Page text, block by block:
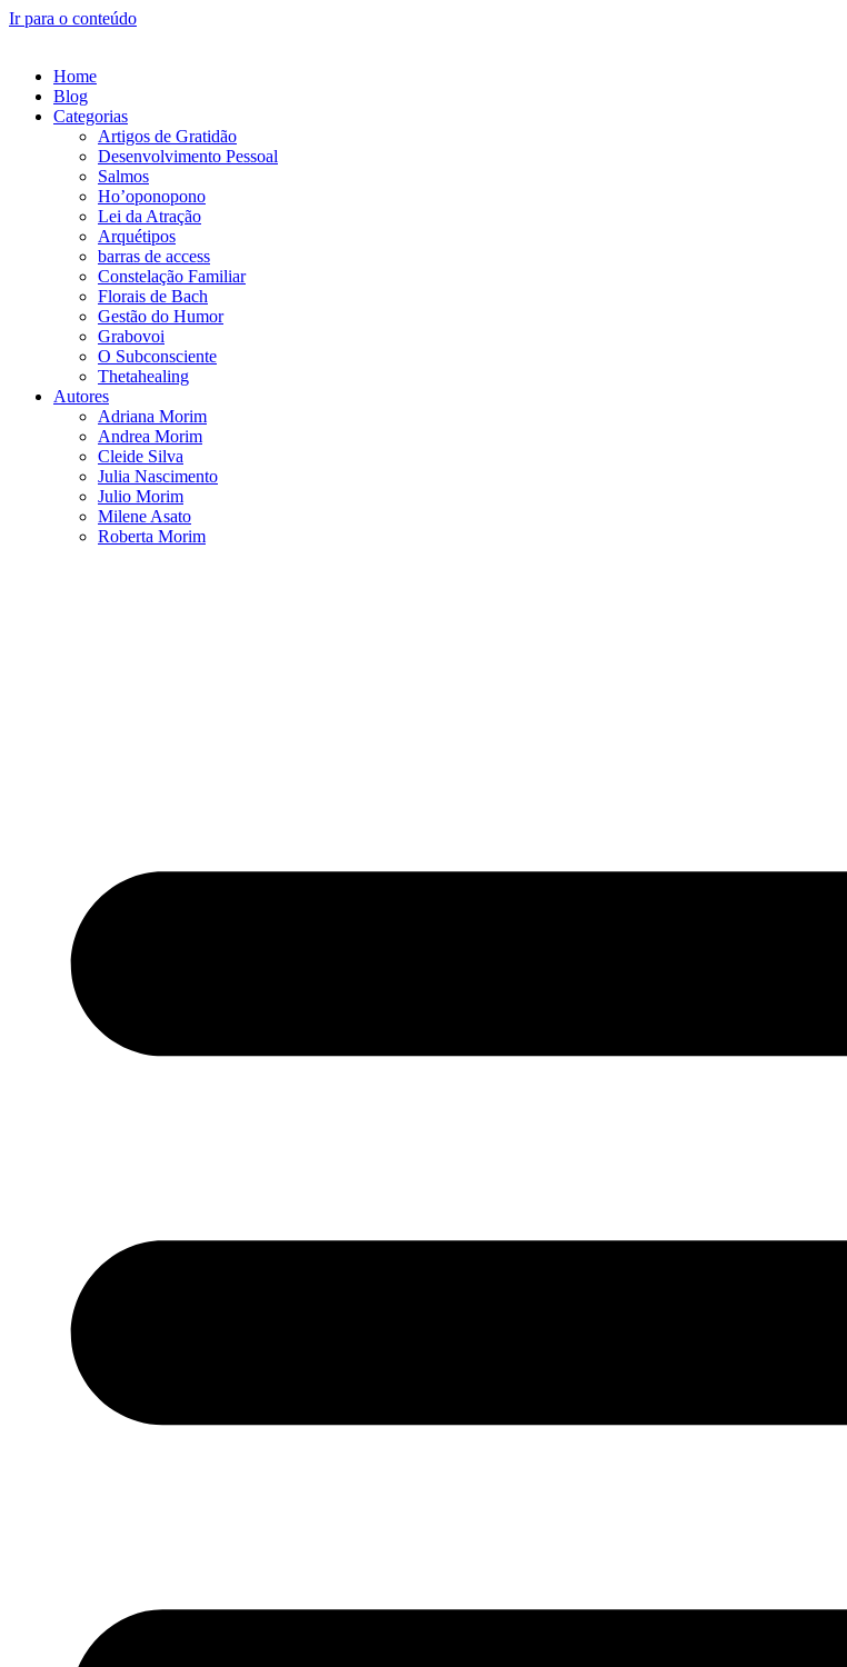
Ir para o conteúdo
Home
Blog
Categorias
Artigos de Gratidão
Desenvolvimento Pessoal
Salmos
Ho’oponopono
Lei da Atração
Arquétipos
barras de access
Constelação Familiar
Florais de Bach
Gestão do Humor
Grabovoi
O Subconsciente
Thetahealing
Autores
Adriana Morim
Andrea Morim
Cleide Silva
Julia Nascimento
Julio Morim
Milene Asato
Roberta Morim